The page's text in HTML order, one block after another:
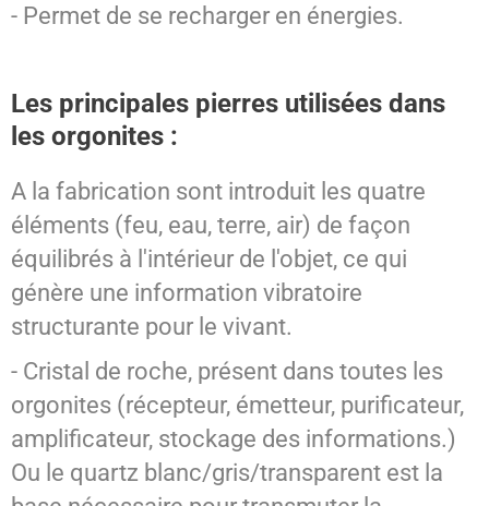
- Permet de se recharger en énergies.
Les principales pierres utilisées dans
les orgonites :
A la fabrication sont introduit les quatre
éléments (feu, eau, terre, air) de façon
équilibrés à l'intérieur de l'objet, ce qui
génère une information vibratoire
structurante pour le vivant.
- Cristal de roche, présent dans toutes les
orgonites (récepteur, émetteur, purificateur,
amplificateur, stockage des informations.)
Ou le quartz blanc/gris/transparent est la